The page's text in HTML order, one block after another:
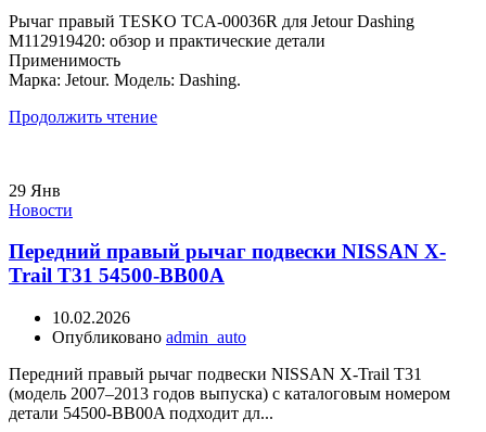
Рычаг правый TESKO TCA-00036R для Jetour Dashing
M112919420: обзор и практические детали
Применимость
Марка: Jetour. Модель: Dashing.
Продолжить чтение
29 Янв
Новости
Передний правый рычаг подвески NISSAN X-
Trail T31 54500-BB00A
10.02.2026
Опубликовано admin_auto
Передний правый рычаг подвески NISSAN X-Trail T31
(модель 2007–2013 годов выпуска) с каталоговым номером
детали 54500-BB00A подходит дл...